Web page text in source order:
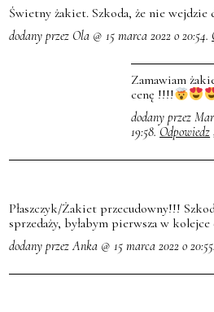
Świetny żakiet. Szkoda, że nie wejdzie
dodany przez Ola @ 15 marca 2022 o 20:54.
Zamawiam
cenę !!!!
dodany przez
19:58. Odpowiedz
Płaszczyk/Żakiet przecudowny!!!
sprzedaży, byłabym pierwsza w
dodany przez Anka @ 15 marca 2022 o 20:55.